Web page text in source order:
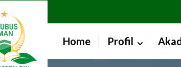
Home Profil